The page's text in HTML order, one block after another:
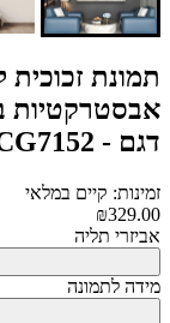
תמונת
אבסטרקטיות
דגם - CG7152
זמינות: קיים במלאי
₪329.00
אביזרי תליה
מידה לתמונה